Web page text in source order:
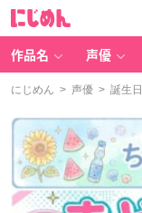
作品名 声優
にじめん > 声優 > 誕生日